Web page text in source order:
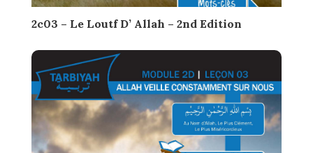
2c03 – Le Loutf D’ Allah – 2nd Edition